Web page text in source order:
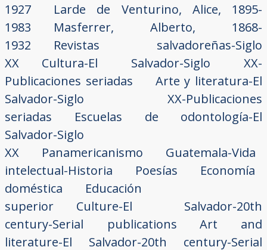
1927
Larde de Venturino, Alice, 1895-
1983
Masferrer, Alberto, 1868-
1932
Revistas salvadoreñas-Siglo
XX
Cultura-El Salvador-Siglo XX-
Publicaciones seriadas
Arte y literatura-El
Salvador-Siglo XX-Publicaciones
seriadas
Escuelas de odontología-El
Salvador-Siglo
XX
Panamericanismo
Guatemala-Vida
intelectual-Historia
Poesías
Economía
doméstica
Educación
superior
Culture-El Salvador-20th
century-Serial publications
Art and
literature-El Salvador-20th century-Serial